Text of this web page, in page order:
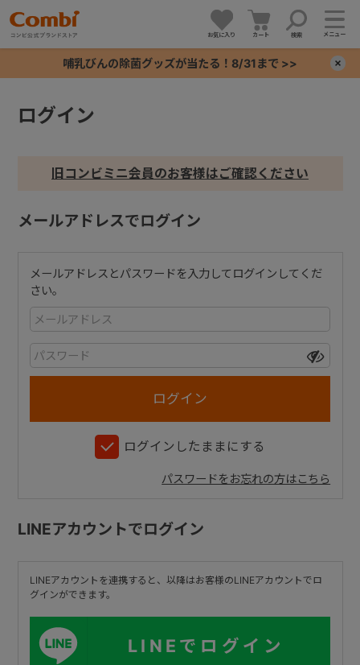
お気に入り カート 検索 メニュー
哺乳びんの除菌グッズが当たる！8/31まで >>
ログイン
旧コンビミニ会員のお客様はご確認ください
メールアドレスでログイン
メールアドレスとパスワードを入力してログインしてくだ
さい。
ログインしたままにする
パスワードをお忘れの方はこちら
LINEアカウントでログイン
LINEアカウントを連携すると、以降はお客様のLINEアカウントでロ
グインができます。
LINEでログイン